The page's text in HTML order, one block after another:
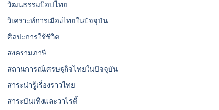
วัฒนธรรมป๊อปไทย
วิเคราะห์การเมืองไทยในปัจจุบัน
ศิลปะการใช้ชีวิต
สงครามภาษี
สถานการณ์เศรษฐกิจไทยในปัจจุบัน
สาระน่ารู้เรื่องราวไทย
สาระบันเทิงและวาไรตี้